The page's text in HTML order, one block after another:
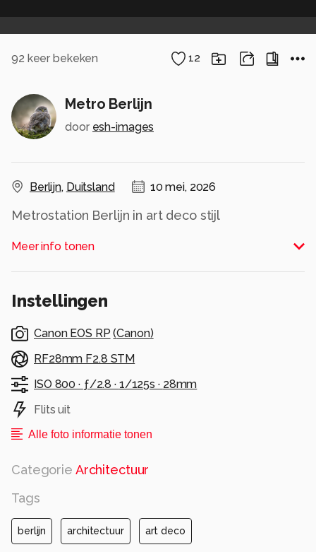
92 keer bekeken 12
Metro Berlijn
door esh-images
Berlijn, Duitsland 10 mei, 2026
Metrostation Berlijn in art deco stijl
Meer info tonen
Instellingen
Canon EOS RP (Canon)
RF28mm F2.8 STM
ISO 800 · ƒ/2.8 · 1/125s · 28mm
Flits uit
Alle foto informatie tonen
Categorie Architectuur
Tags
berlijn architectuur art deco